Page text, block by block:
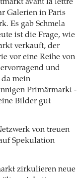
avant la lettre
Galerien in Paris
Es gab Schmela
ist die Frage, wie
verkauft, der
vor eine Reihe von
und
mein
Primärmarkt -
Bilder gut
von treuen
Spekulation
zirkulieren neue